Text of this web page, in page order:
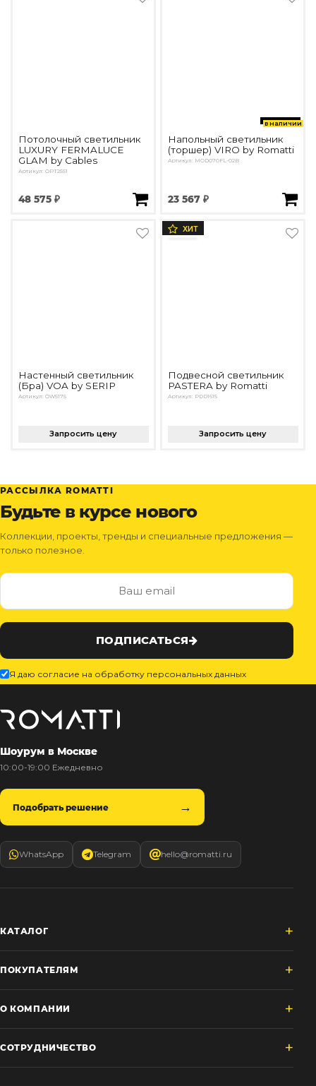
Потолочный светильник
LUXURY FERMALUCE
GLAM by Cables
Артикул: OPT2551
48 575 ₽
в наличии
Напольный светильник
(торшер) VIRO by Romatti
Артикул: MOD070FL-02B
23 567 ₽
Настенный светильник
(Бра) VOA by SERIP
Артикул: OW5175
Запросить цену
ХИТ
Подвесной светильник
PASTERA by Romatti
Артикул: PDD1615
Запросить цену
РАССЫЛКА ROMATTI
Будьте в курсе нового
Коллекции, проекты, тренды и специальные предложения —
только полезное.
ПОДПИСАТЬСЯ
Я даю согласие на обработку персональных данных
Шоурум в Москве
10:00-19:00 Ежедневно
Подобрать решение
WhatsApp Telegram hello@romatti.ru
КАТАЛОГ
ПОКУПАТЕЛЯМ
О КОМПАНИИ
СОТРУДНИЧЕСТВО